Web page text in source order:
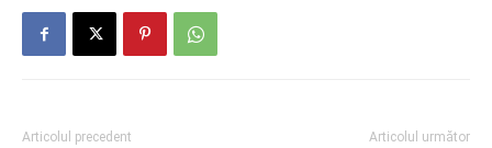
Articolul precedent Articolul următor